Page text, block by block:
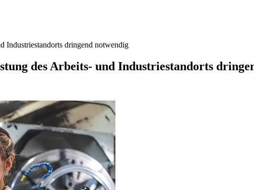
Industriestandorts dringend notwendig
des Arbeits- und Industriestandorts